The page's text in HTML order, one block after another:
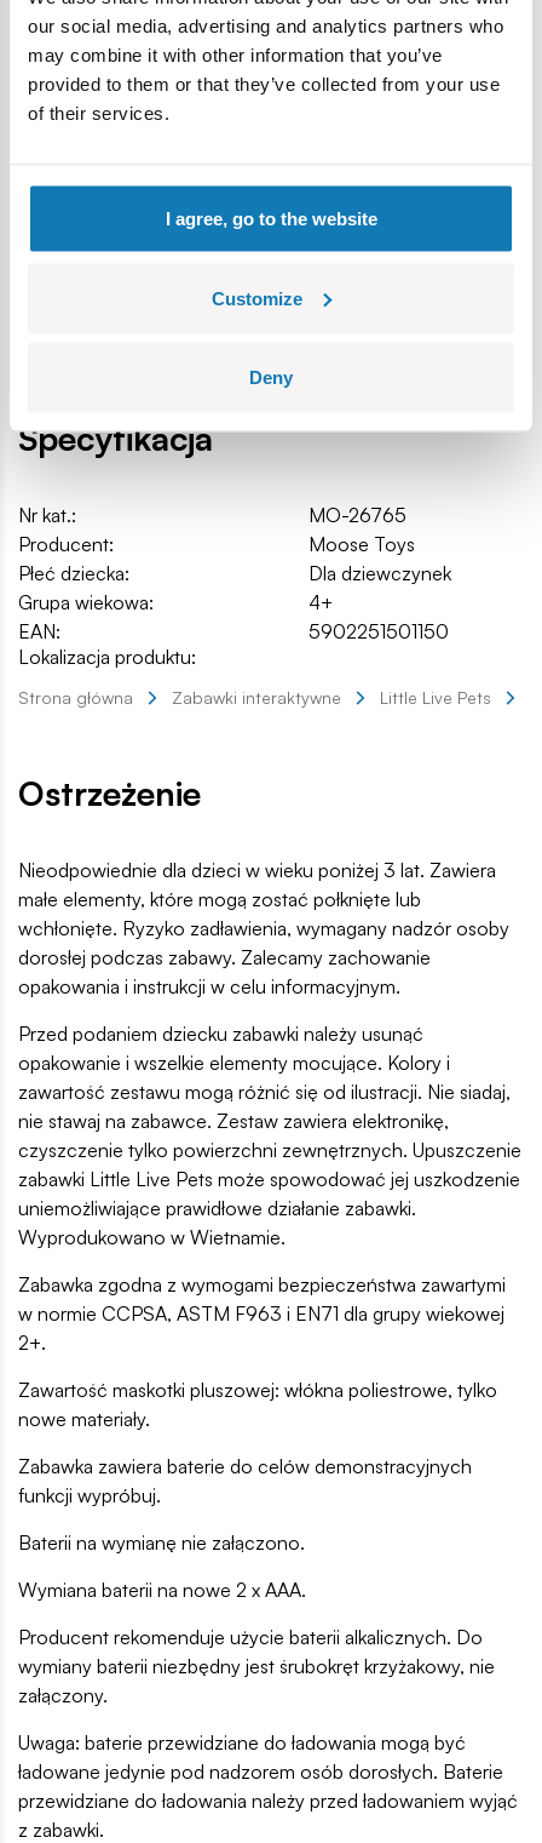
our social media, advertising and analytics partners who
may combine it with other information that you’ve
provided to them or that they’ve collected from your use
of their services.
I agree, go to the website
Customize
Deny
interaktywna małpka reagująca na dotyk,
ponad 20 dźwięków i realistycznych reakcji,
miękkie, przyjemne w dotyku futerko,
chwytne rączki i nóżki do przyczepiania,
możliwość łączenia z innymi małpkami z serii.
Zawartość zestawu:
Specyfikacja
Nr kat.:
MO-26765
Producent:
Moose Toys
Płeć dziecka:
Dla dziewczynek
Grupa wiekowa:
4+
EAN:
5902251501150
Lokalizacja produktu:
Strona główna Zabawki interaktywne Little Live Pets
Ostrzeżenie
Nieodpowiednie dla dzieci w wieku poniżej 3 lat. Zawiera
małe elementy, które mogą zostać połknięte lub
wchłonięte. Ryzyko zadławienia, wymagany nadzór osoby
dorosłej podczas zabawy. Zalecamy zachowanie
opakowania i instrukcji w celu informacyjnym.
Przed podaniem dziecku zabawki należy usunąć
opakowanie i wszelkie elementy mocujące. Kolory i
zawartość zestawu mogą różnić się od ilustracji. Nie siadaj,
nie stawaj na zabawce. Zestaw zawiera elektronikę,
czyszczenie tylko powierzchni zewnętrznych. Upuszczenie
zabawki Little Live Pets może spowodować jej uszkodzenie
uniemożliwiające prawidłowe działanie zabawki.
Wyprodukowano w Wietnamie.
Zabawka zgodna z wymogami bezpieczeństwa zawartymi
w normie CCPSA, ASTM F963 i EN71 dla grupy wiekowej
2+.
Zawartość maskotki pluszowej: włókna poliestrowe, tylko
nowe materiały.
Zabawka zawiera baterie do celów demonstracyjnych
funkcji wypróbuj.
Baterii na wymianę nie załączono.
Wymiana baterii na nowe 2 x AAA.
Producent rekomenduje użycie baterii alkalicznych. Do
wymiany baterii niezbędny jest śrubokręt krzyżakowy, nie
załączony.
Uwaga: baterie przewidziane do ładowania mogą być
ładowane jedynie pod nadzorem osób dorosłych. Baterie
przewidziane do ładowania należy przed ładowaniem wyjąć
z zabawki.